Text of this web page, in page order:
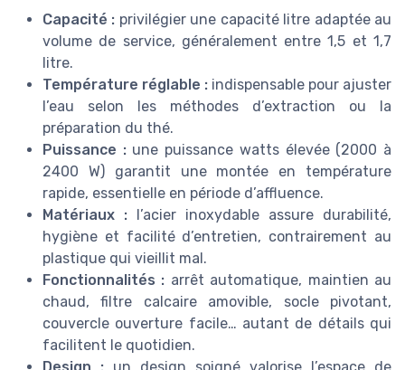
Capacité : privilégier une capacité litre adaptée au
volume de service, généralement entre 1,5 et 1,7
litre.
Température réglable : indispensable pour ajuster
l’eau selon les méthodes d’extraction ou la
préparation du thé.
Puissance :une puissance watts élevée (2000 à
2400 W) garantit une montée en température
rapide, essentielle en période d’affluence.
Matériaux : l’acier inoxydable assure durabilité,
hygiène et facilité d’entretien, contrairement au
plastique qui vieillit mal.
Fonctionnalités : arrêt automatique, maintien au
chaud, filtre calcaire amovible, socle pivotant,
couvercle ouverture facile… autant de détails qui
facilitent le quotidien.
Design : un design soigné valorise l’espace de